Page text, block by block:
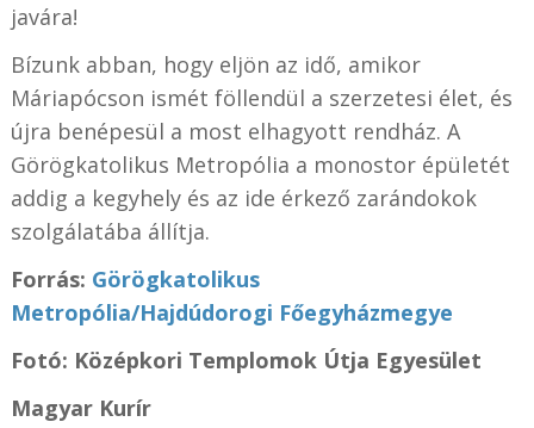
javára!
Bízunk abban, hogy eljön az idő, amikor
Máriapócson ismét föllendül a szerzetesi élet, és
újra benépesül a most elhagyott rendház. A
Görögkatolikus Metropólia a monostor épületét
addig a kegyhely és az ide érkező zarándokok
szolgálatába állítja.
Forrás: Görögkatolikus
Metropólia/Hajdúdorogi Főegyházmegye
Fotó: Középkori Templomok Útja Egyesület
Magyar Kurír